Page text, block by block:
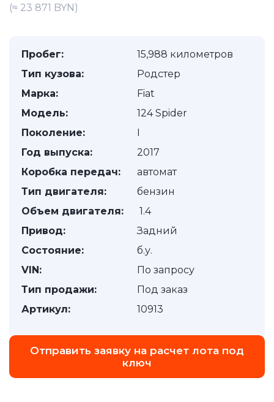
(≈ 23 871 BYN)
Пробег:
15,988 километров
Тип кузова:
Родстер
Марка:
Fiat
Модель:
124 Spider
Поколение:
I
Год выпуска:
2017
Коробка передач:
автомат
Тип двигателя:
бензин
Объем двигателя:
1.4
Привод:
Задний
Состояние:
б.у.
VIN:
По запросу
Тип продажи:
Под заказ
Артикул:
10913
Отправить заявку на расчет лота под
ключ